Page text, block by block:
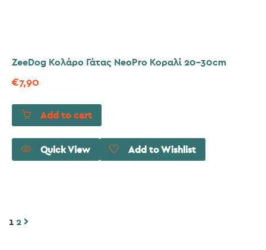
ZeeDog Κολάρο Γάτας NeoPro Κοραλί 20-30cm
€7,90
Add to cart
Quick View Add to Wishlist
1 2